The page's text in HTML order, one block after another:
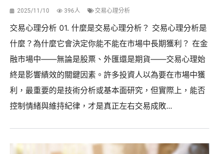
2025/11/10 396人 交易心理分析
交易心理分析 01. 什麼是交易心理分析？ 交易心理分析是
什麼？為什麼它會決定你能不能在市場中長期獲利？ 在金
融市場中——無論是股票、外匯還是期貨——交易心理始
終是影響績效的關鍵因素。許多投資人以為要在市場中獲
利，最重要的是技術分析或基本面研究，但實際上，能否
控制情緒與維持紀律，才是真正左右交易成敗...